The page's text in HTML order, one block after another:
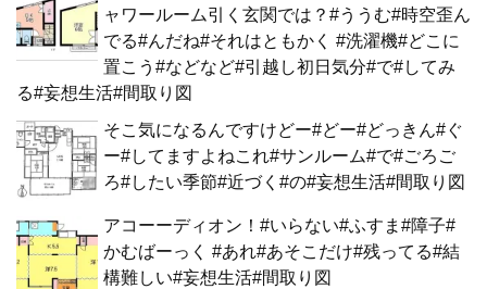
ャワールーム引く玄関では？#ううむ#時空歪ん
でる#んだね#それはともかく #洗濯機#どこに
置こう#などなど#引越し初日気分#で#してみ
る#妄想生活#間取り図
そこ気になるんですけどー#どー#どっきん#ぐ
ー#してますよねこれ#サンルーム#で#ごろご
ろ#したい季節#近づく#の#妄想生活#間取り図
アコーーディオン！#いらない#ふすま#障子#
かむばーっく #あれ#あそこだけ#残ってる#結
構難しい#妄想生活#間取り図